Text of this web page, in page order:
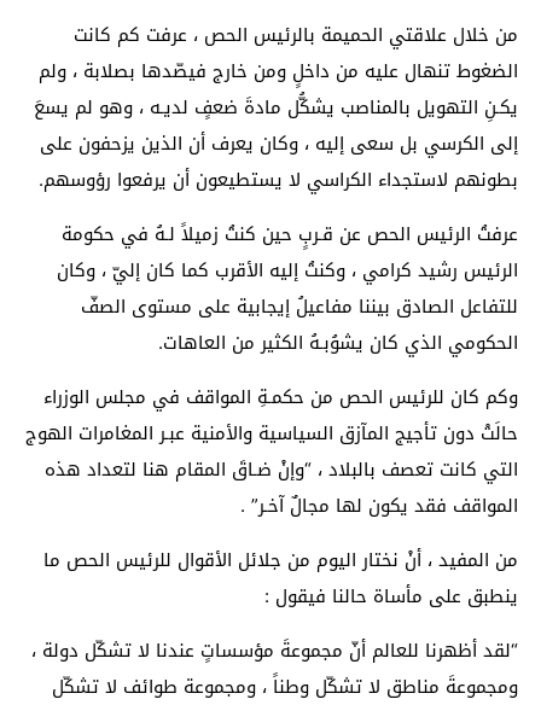
من خلال علاقتي الحميمة بالرئيس الحص ، عرفت كم كانت
الضغوط تنهال عليه من داخلٍ ومن خارج فيصّدها بصلابة ، ولم
يكـنِ التهويل بالمناصب يشكُّل مادةَ ضعفٍ لديـه ، وهو لم يسعَ
إلى الكرسي بل سعى إليه ، وكان يعرف أن الذين يزحفون على
بطونهم لاستجداء الكراسي لا يستطيعون أن يرفعوا رؤوسهم.
عرفتُ الرئيس الحص عن قـربٍ حين كنتُ زميلاً لـهُ في حكومة
الرئيس رشيد كرامي ، وكنتُ إليه الأقرب كما كان إليّ ، وكان
للتفاعل الصادق بيننا مفاعيلُ إيجابية على مستوى الصفّ
الحكومي الذي كان يشوُبـهُ الكثير من العاهات.
وكم كان للرئيس الحص من حكمـةِ المواقف في مجلس الوزراء
حالَتْ دون تأجيج المآزق السياسية والأمنية عبـر المغامرات الهوج
التي كانت تعصف بالبلاد ، “وإنْ ضـاقَ المقام هنا لتعداد هذه
المواقف فقد يكون لها مجالٌ آخـر” .
من المفيد ، أنْ نختار اليوم من جلائل الأقوال للرئيس الحص ما
ينطبق على مأساة حالنا فيقول :
“لقد أظهرنا للعالم أنّ مجموعةَ مؤسساتٍ عندنا لا تشكّل دولة ،
ومجموعةَ مناطق لا تشكّل وطناً ، ومجموعة طوائف لا تشكّل